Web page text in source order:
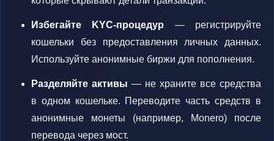
Избегайте KYC-процедур — регистрируйте
кошельки без предоставления личных данных.
Используйте анонимные биржи для пополнения.
Разделяйте активы — не храните все средства
в одном кошельке. Переводите часть средств в
анонимные монеты (например, Monero) после
перевода через мост.